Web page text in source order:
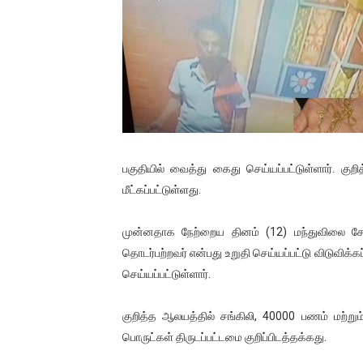
01/11/2021 Scotland ல்
பாலச்சந்திரன் மற்றும்
பிரிட்டனால் கடத்தப்படும்
வர்ராரு...வர்ராரு... அண்ணாத்த
கைது செய்யப்பட்ட இளைஞன்
சிறுமியை பாலியல்
பிரபல நடிகை தூக்கிட்டு
வடிவேலுவுக்கு நீதிமன்றம்
தியாகதீபம் லெப்.கேணல்
பகுதியில் வைத்து கைது செய்யப்பட்டுள்ளார்.
மீட்கப்பட்டுள்ளது.
முன்னதாக நேற்றைய தினம் (12) மந்துவிலை
தொடர்பற்றவர் என்பது உறுதி செய்யப்பட்டு
செய்யப்பட்டுள்ளார்.
குறித்த ஆலயத்தில் சங்கிலி, 40000 பணம்
பொருட்கள் திருடப்பட்டமை குறிப்பிடத்தக்கது.